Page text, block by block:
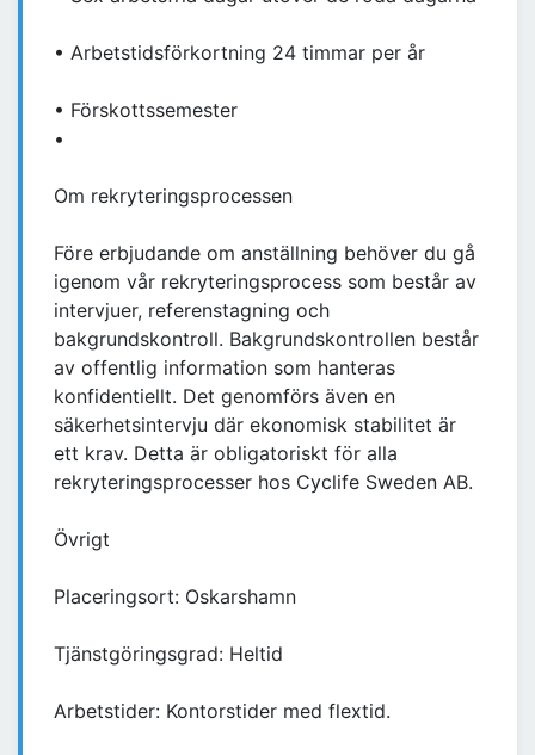
• Arbetstidsförkortning 24 timmar per år
• Förskottssemester
•
Om rekryteringsprocessen
Före erbjudande om anställning behöver du gå
igenom vår rekryteringsprocess som består av
intervjuer, referenstagning och
bakgrundskontroll. Bakgrundskontrollen består
av offentlig information som hanteras
konfidentiellt. Det genomförs även en
säkerhetsintervju där ekonomisk stabilitet är
ett krav. Detta är obligatoriskt för alla
rekryteringsprocesser hos Cyclife Sweden AB.
Övrigt
Placeringsort: Oskarshamn
Tjänstgöringsgrad: Heltid
Arbetstider: Kontorstider med flextid.